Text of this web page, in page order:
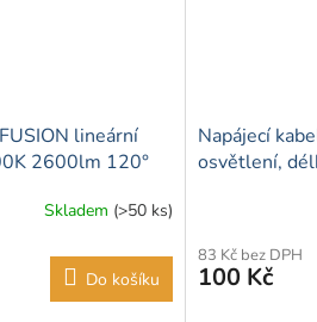
lineární
2600lm 120°
Skladem (>50 ks)
Do košíku
Napájecí
osvětlení,
83 Kč bez DPH
100 Kč